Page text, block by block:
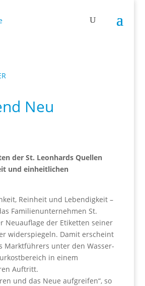
Neu
der St. Leonhards Quellen
und einheitlichen
Reinheit und Lebendigkeit –
Familienunternehmen St.
Neuauflage der Etiketten seiner
widerspiegeln. Damit erscheint
Marktführers unter den Wasser-
in einem
Auftritt.
und das Neue aufgreifen“, so